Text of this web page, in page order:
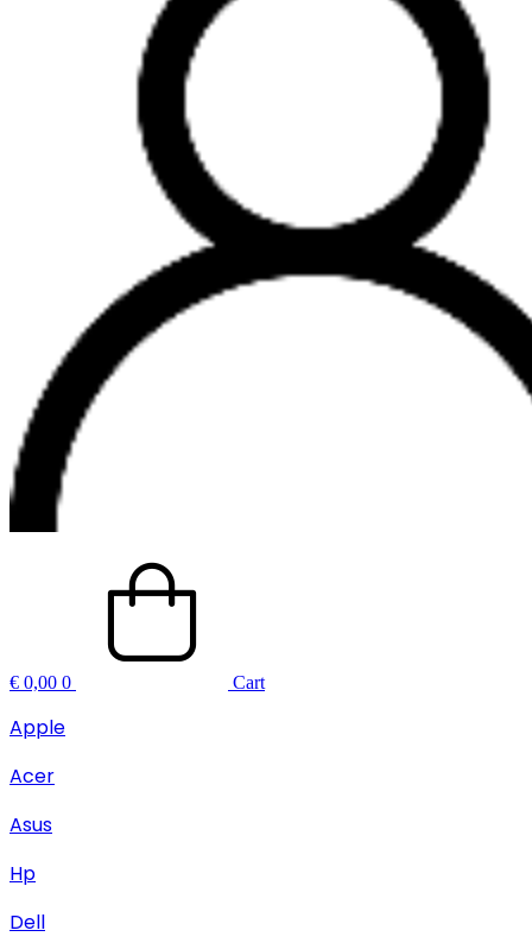
€ 0,00 0 Cart
Apple
Acer
Asus
Hp
Dell